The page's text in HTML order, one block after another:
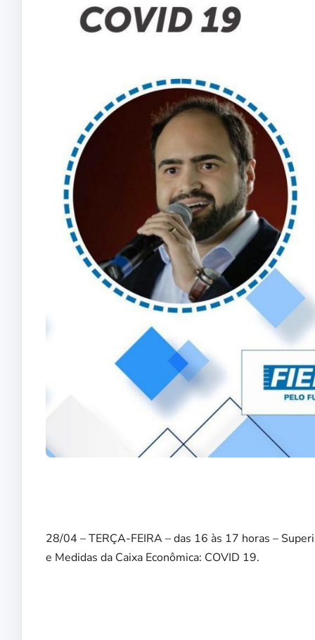
28/04 – TERÇA-FEIRA – das 16 às 17 horas –
e Medidas da Caixa Econômica: COVID 19.